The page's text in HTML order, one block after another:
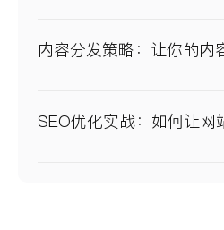
内容分发策略：让你的内
SEO优化实战：如何让网